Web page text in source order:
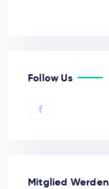
Follow Us
Mitglied Werden